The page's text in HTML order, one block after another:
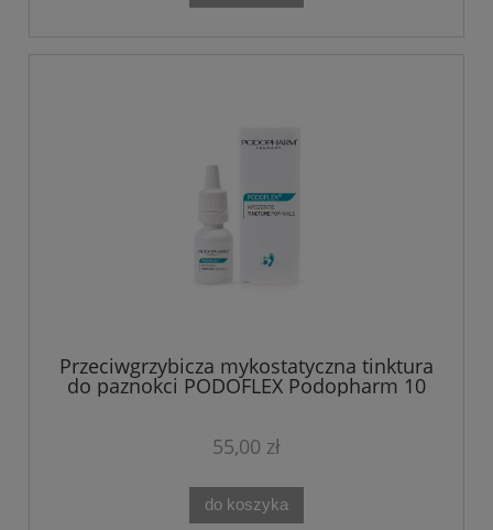
Przeciwgrzybicza mykostatyczna tinktura
do paznokci PODOFLEX Podopharm 10
55,00 zł
do koszyka